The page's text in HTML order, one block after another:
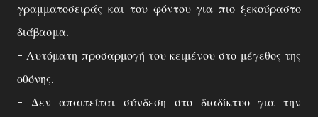
γραμματοσειράς και του φόντου για πιο ξεκούραστο
διάβασμα.
- Αυτόματη προσαρμογή του κειμένου στο μέγεθος της
οθόνης.
- Δεν απαιτείται σύνδεση στο διαδίκτυο για την